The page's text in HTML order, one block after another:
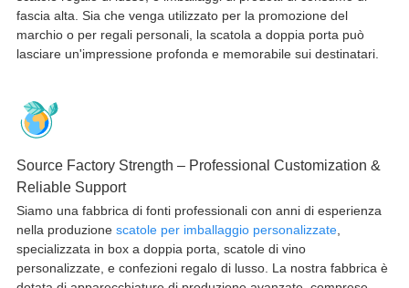
fascia alta. Sia che venga utilizzato per la promozione del
marchio o per regali personali, la scatola a doppia porta può
lasciare un'impressione profonda e memorabile sui destinatari.
Source Factory Strength – Professional Customization &
Reliable Support
Siamo una fabbrica di fonti professionali con anni di esperienza
nella produzione scatole per imballaggio personalizzate,
specializzata in box a doppia porta, scatole di vino
personalizzate, e confezioni regalo di lusso. La nostra fabbrica è